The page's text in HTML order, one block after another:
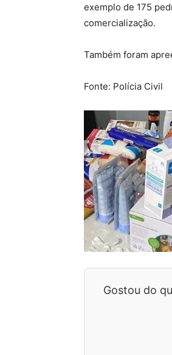
exemplo de 175
comercialização.
Também foram
Fonte: Polícia Civil
Gostou do